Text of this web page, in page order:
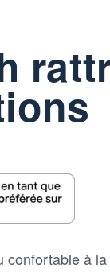
confortable à